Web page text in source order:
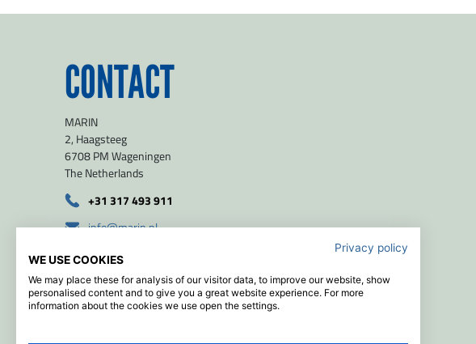
CONTACT
MARIN
2, Haagsteeg
6708 PM Wageningen
The Netherlands
+31 317 493 911
info@marin.nl
route
51.971139 / 5.654639
Privacy policy
WE USE COOKIES
We may place these for analysis of our visitor data, to improve our website, show
personalised content and to give you a great website experience. For more
information about the cookies we use open the settings.